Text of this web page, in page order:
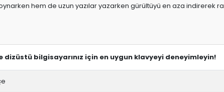
hem de uzun yazılar yazarken gürültüyü en aza indirerek
dizüstü bilgisayarınız için en uygun klavyeyi deneyimleyin!